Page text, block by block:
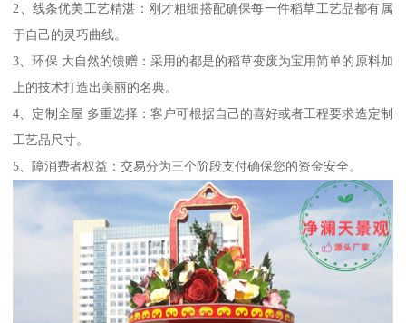
2、线条优美工艺精湛：刚才粗细搭配确保每一件稻草工艺品都有属
于自己的灵巧曲线。
3、环保 大自然的馈赠：采用的都是的稻草变废为宝用简单的原料加
上的技术打造出美丽的名典。
4、定制全屋 多重选择：客户可根据自己的喜好或者工程要求造定制
工艺品尺寸。
5、障消费者权益：交易分为三个阶段支付确保您的资金安全。